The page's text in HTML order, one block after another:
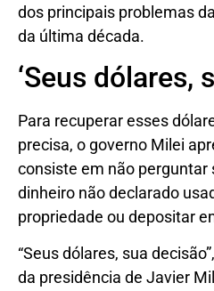
dos principais problemas
da última década.
‘Seus dólares,
Para recuperar esses
precisa, o governo Milei
consiste em não perguntar
dinheiro não declarado
propriedade ou depositar
“Seus dólares, sua
da presidência de Javier